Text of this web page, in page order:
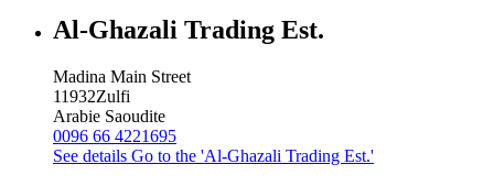
Al-Ghazali Trading Est.
Madina Main Street
11932Zulfi
Arabie Saoudite
0096 66 4221695
See details Go to the 'Al-Ghazali Trading Est.'